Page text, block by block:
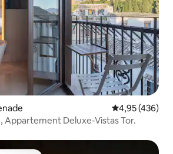
Évaluation
4,95 (436)
Appartement Deluxe-Vistas Tor.